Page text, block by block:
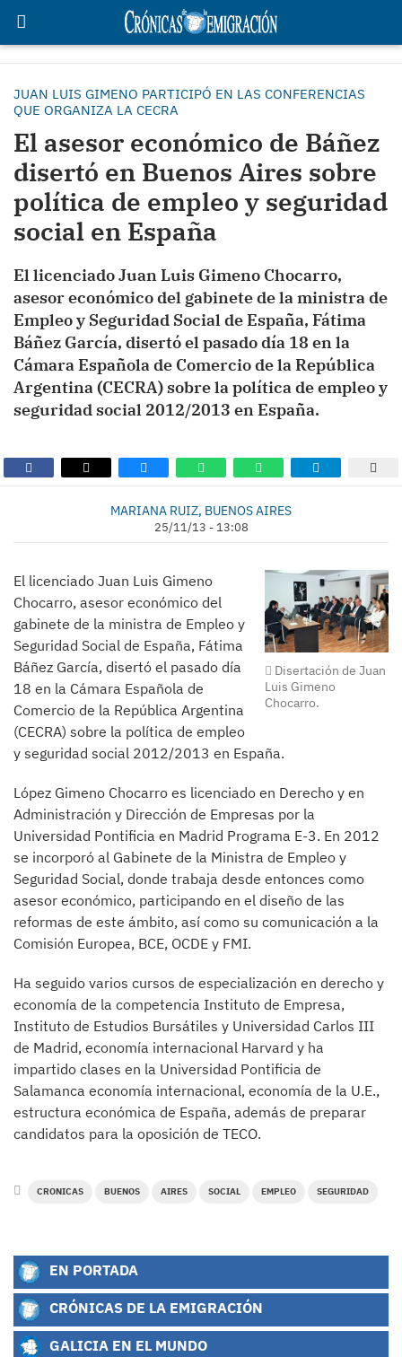
JUAN LUIS GIMENO PARTICIPÓ EN LAS CONFERENCIAS
QUE ORGANIZA LA CECRA
El asesor económico de Báñez
disertó en Buenos Aires sobre
política de empleo y seguridad
social en España
El licenciado Juan Luis Gimeno Chocarro,
asesor económico del gabinete de la ministra de
Empleo y Seguridad Social de España, Fátima
Báñez García, disertó el pasado día 18 en la
Cámara Española de Comercio de la República
Argentina (CECRA) sobre la política de empleo y
seguridad social 2012/2013 en España.
MARIANA RUIZ, BUENOS AIRES
25/11/13 - 13:08
Disertación de Juan
Luis Gimeno
Chocarro.
El licenciado Juan Luis Gimeno
Chocarro, asesor económico del
gabinete de la ministra de Empleo y
Seguridad Social de España, Fátima
Báñez García, disertó el pasado día
18 en la Cámara Española de
Comercio de la República Argentina
(CECRA) sobre la política de empleo
y seguridad social 2012/2013 en España.
López Gimeno Chocarro es licenciado en Derecho y en
Administración y Dirección de Empresas por la
Universidad Pontificia en Madrid Programa E-3. En 2012
se incorporó al Gabinete de la Ministra de Empleo y
Seguridad Social, donde trabaja desde entonces como
asesor económico, participando en el diseño de las
reformas de este ámbito, así como su comunicación a la
Comisión Europea, BCE, OCDE y FMI.
Ha seguido varios cursos de especialización en derecho y
economía de la competencia Instituto de Empresa,
Instituto de Estudios Bursátiles y Universidad Carlos III
de Madrid, economía internacional Harvard y ha
impartido clases en la Universidad Pontificia de
Salamanca economía internacional, economía de la U.E.,
estructura económica de España, además de preparar
candidatos para la oposición de TECO.
CRONICAS BUENOS AIRES SOCIAL EMPLEO SEGURIDAD
EN PORTADA
CRÓNICAS DE LA EMIGRACIÓN
GALICIA EN EL MUNDO